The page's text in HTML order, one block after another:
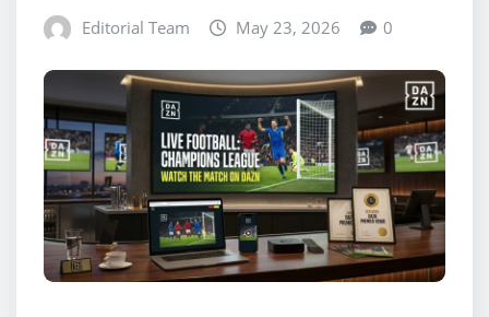
Editorial Team May 23, 2026 0